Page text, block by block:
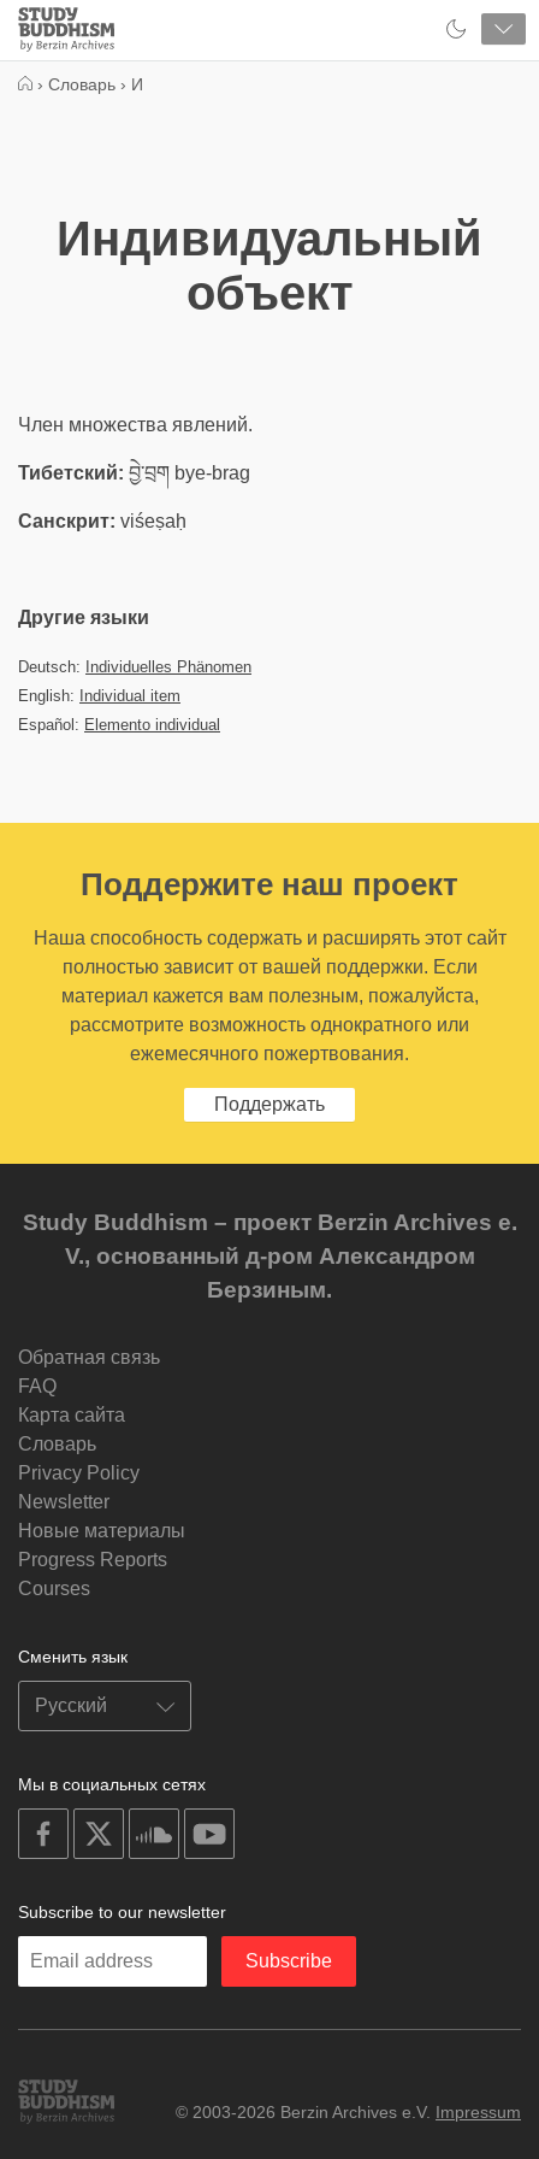
Close
Study
Buddhism
› Словарь › И
Индивидуальный
объект
Член множества явлений.
Тибетский: བྱེ་བྲག bye-brag
Санскрит: viśeṣaḥ
Другие языки
Deutsch:
Individuelles Phänomen
English:
Individual item
Español: Elemento individual
Поддержите наш проект
Наша способность содержать и расширять этот сайт
полностью зависит от вашей поддержки. Если
материал кажется вам полезным, пожалуйста,
рассмотрите возможность однократного или
ежемесячного пожертвования.
Поддержать
Study Buddhism – проект Berzin Archives e.
V., основанный д-ром Александром
Берзиным.
Обратная связь
FAQ
Карта сайта
Словарь
Privacy Policy
Newsletter
Новые материалы
Progress Reports
Courses
Сменить язык
Мы в социальных сетях
on
facebook
soundcloud
Subscribe to our newsletter
Enter
Subscribe
Study
Buddhism
© 2003-2026 Berzin Archives e.V. Impressum